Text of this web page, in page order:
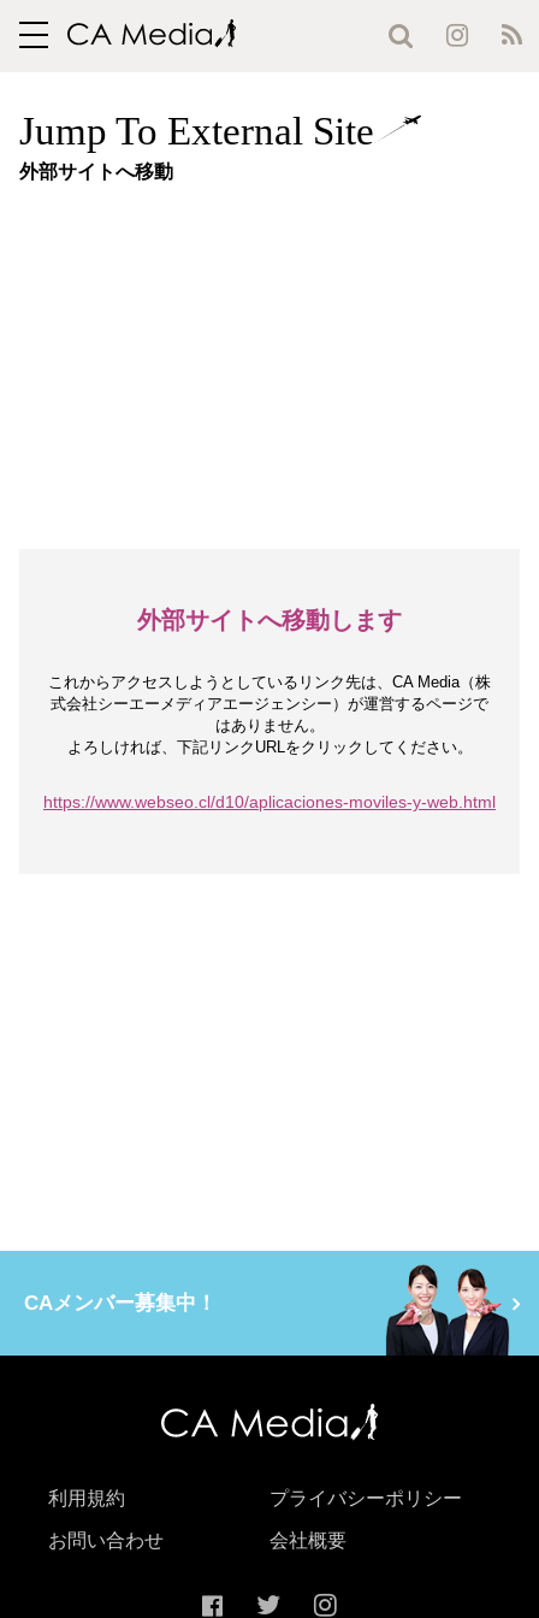
toggle
Jump To External Site
外部サイトへ移動
外部サイトへ移動します
これからアクセスしようとしているリンク先は、 CA Media（株
式会社シーエーメディアエージェンシー）が運営するページで
はありません。
よろしければ、下記リンクURLをクリックしてください。
https://www.webseo.cl/d10/aplicaciones-moviles-y-web.html
CAメンバー募集中！
利用規約 プライバシーポリシー
お問い合わせ 会社概要